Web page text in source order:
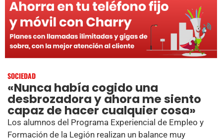
SOCIEDAD
«Nunca había cogido una
desbrozadora y ahora me siento
capaz de hacer cualquier cosa»
Los alumnos del Programa Experiencial de Empleo y
Formación de la Legión realizan un balance muy